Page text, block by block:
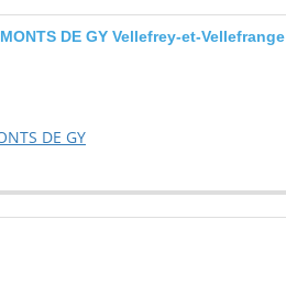
DE GY Vellefrey-et-Vellefrange
DE GY